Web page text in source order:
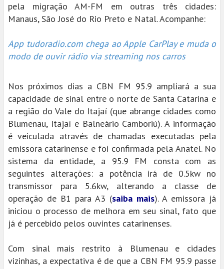
pela migração AM-FM em outras três cidades:
Manaus, São José do Rio Preto e Natal. Acompanhe:
App tudoradio.com chega ao Apple CarPlay e muda o
modo de ouvir rádio via streaming nos carros
Nos próximos dias a CBN FM 95.9 ampliará a sua
capacidade de sinal entre o norte de Santa Catarina e
a região do Vale do Itajaí (que abrange cidades como
Blumenau, Itajaí e Balneário Camboriú). A informação
é veiculada através de chamadas executadas pela
emissora catarinense e foi confirmada pela Anatel. No
sistema da entidade, a 95.9 FM consta com as
seguintes alterações: a potência irá de 0.5kw no
transmissor para 5.6kw, alterando a classe de
operação de B1 para A3 (saiba mais). A emissora já
iniciou o processo de melhora em seu sinal, fato que
já é percebido pelos ouvintes catarinenses.
Com sinal mais restrito à Blumenau e cidades
vizinhas, a expectativa é de que a CBN FM 95.9 passe